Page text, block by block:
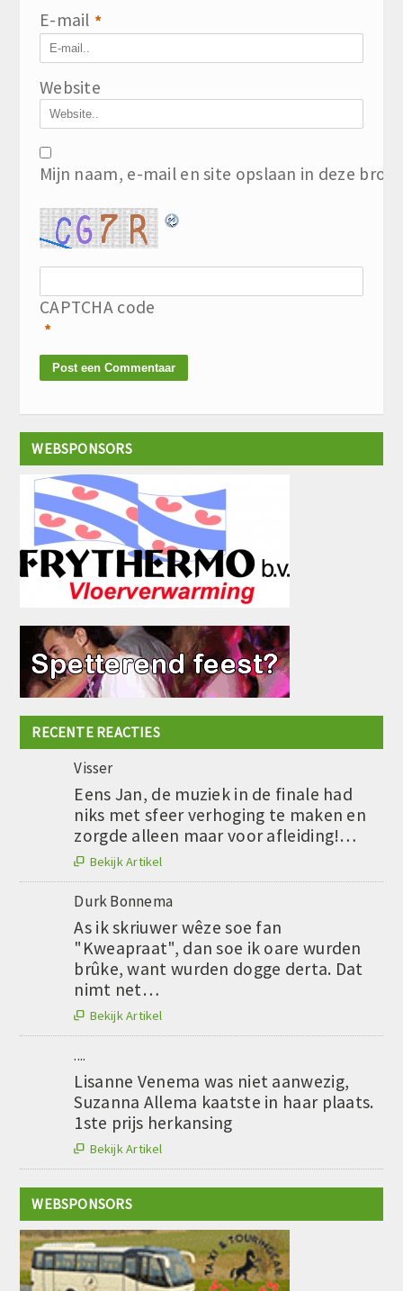
E-mail *
Website
Mijn naam, e-mail en site opslaan in deze
CAPTCHA code
*
WEBSPONSORS
RECENTE REACTIES
Visser
Eens Jan, de muziek in de finale had
niks met sfeer verhoging te maken en
zorgde alleen maar voor afleiding!…
 Bekijk Artikel
Durk Bonnema
As ik skriuwer wêze soe fan
"Kweapraat", dan soe ik oare wurden
brûke, want wurden dogge derta. Dat
nimt net…
 Bekijk Artikel
....
Lisanne Venema was niet aanwezig,
Suzanna Allema kaatste in haar plaats.
1ste prijs herkansing
 Bekijk Artikel
WEBSPONSORS